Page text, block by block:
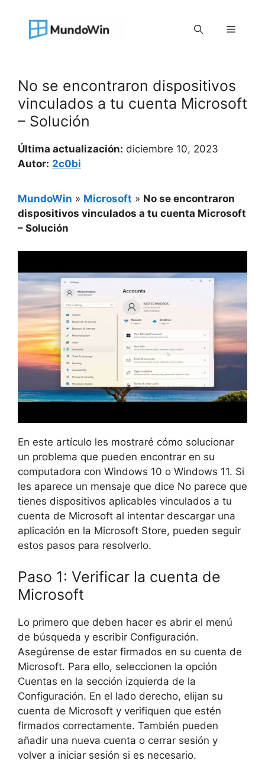
contenido
Menú
No se encontraron dispositivos
vinculados a tu cuenta Microsoft
– Solución
Última actualización: diciembre 10, 2023
Autor: 2c0bi
MundoWin » Microsoft » No se encontraron
dispositivos vinculados a tu cuenta Microsoft
– Solución
En este artículo les mostraré cómo solucionar
un problema que pueden encontrar en su
computadora con Windows 10 o Windows 11. Si
les aparece un mensaje que dice No parece que
tienes dispositivos aplicables vinculados a tu
cuenta de Microsoft al intentar descargar una
aplicación en la Microsoft Store, pueden seguir
estos pasos para resolverlo.
Paso 1: Verificar la cuenta de
Microsoft
Lo primero que deben hacer es abrir el menú
de búsqueda y escribir Configuración.
Asegúrense de estar firmados en su cuenta de
Microsoft. Para ello, seleccionen la opción
Cuentas en la sección izquierda de la
Configuración. En el lado derecho, elijan su
cuenta de Microsoft y verifiquen que estén
firmados correctamente. También pueden
añadir una nueva cuenta o cerrar sesión y
volver a iniciar sesión si es necesario.